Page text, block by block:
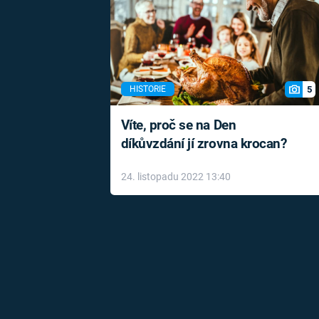
HISTORIE 5
Víte, proč se na Den
díkůvzdání jí zrovna krocan?
24. listopadu 2022 13:40